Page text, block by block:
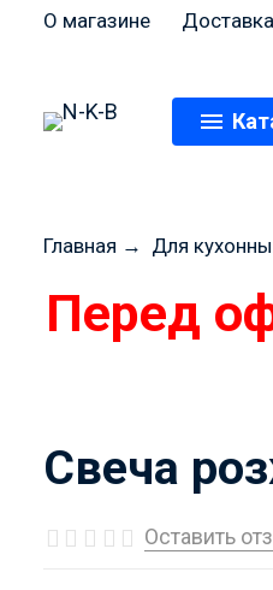
О магазине
Главная → Для
Перед
Свеча
Оставить